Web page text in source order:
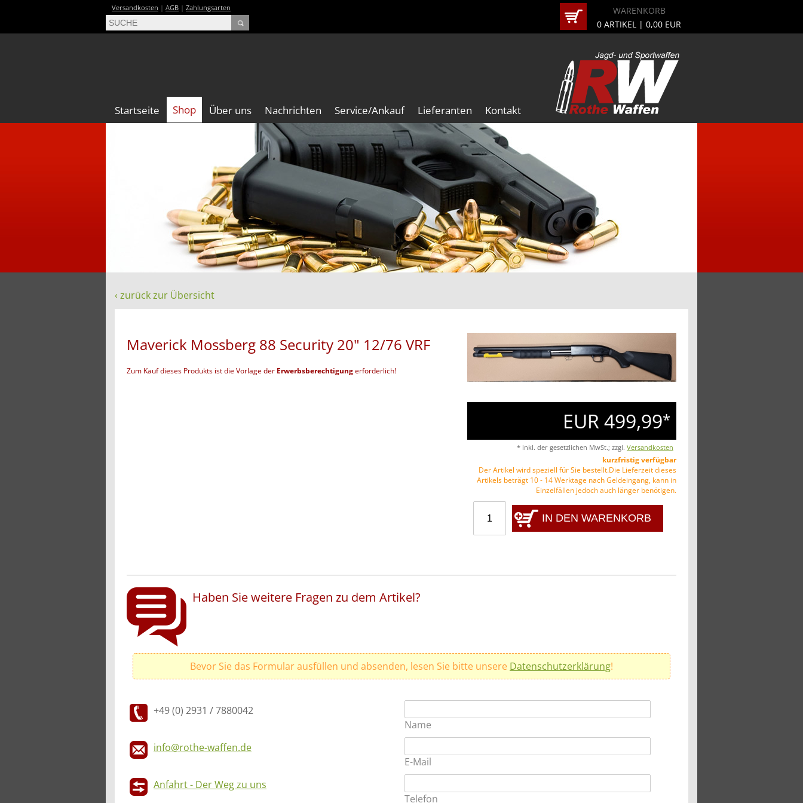
Versandkosten | AGB | Zahlungsarten
WARENKORB
0 ARTIKEL | 0,00 EUR
Startseite Shop Über uns Nachrichten Service/Ankauf Lieferanten Kontakt
‹ zurück zur Übersicht
EUR 499,99*
* inkl. der gesetzlichen MwSt.; zzgl. Versandkosten
kurzfristig verfügbar
Der Artikel wird speziell für Sie bestellt.Die Lieferzeit dieses
Artikels beträgt 10 - 14 Werktage nach Geldeingang, kann in
Einzelfällen jedoch auch länger benötigen.
IN DEN WARENKORB
Maverick Mossberg 88 Security 20" 12/76 VRF
Zum Kauf dieses Produkts ist die Vorlage der Erwerbsberechtigungerforderlich!
Haben Sie weitere Fragen zu dem Artikel?
Bevor Sie das Formular ausfüllen und absenden, lesen Sie bitte unsere Datenschutzerklärung!
+49 (0) 2931 / 7880042
Name
info@rothe-waffen.de
E-Mail
Anfahrt - Der Weg zu uns
Telefon